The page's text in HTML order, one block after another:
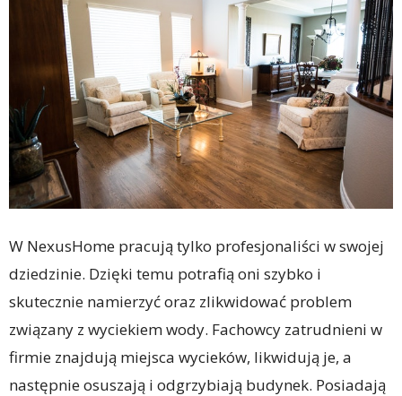
W NexusHome pracują tylko profesjonaliści w swojej
dziedzinie. Dzięki temu potrafią oni szybko i
skutecznie namierzyć oraz zlikwidować problem
związany z wyciekiem wody. Fachowcy zatrudnieni w
firmie znajdują miejsca wycieków, likwidują je, a
następnie osuszają i odgrzybiają budynek. Posiadają